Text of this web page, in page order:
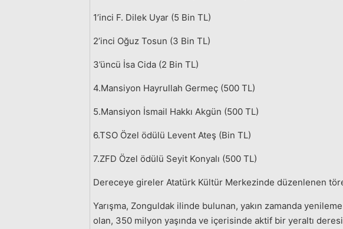
1’inci F. Dilek Uyar (5 Bin TL)
2’inci Oğuz Tosun (3 Bin TL)
3’üncü İsa Cida (2 Bin TL)
4.Mansiyon Hayrullah Germeç (500 TL)
5.Mansiyon İsmail Hakkı Akgün (500 TL)
6.TSO Özel ödülü Levent Ateş (Bin TL)
7.ZFD Özel ödülü Seyit Konyalı (500 TL)
Dereceye gireler Atatürk Kültür Merkezinde düzenlenen
Yarışma, Zonguldak ilinde bulunan, yakın zamanda
olan, 350 milyon yaşında ve içerisinde aktif bir yeraltı deresi